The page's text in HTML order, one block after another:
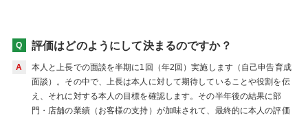
評価はどのようにして決まるのですか？
本人と上長での面談を半期に1回（年2回）実施します（自己申告育成
面談）。その中で、上長は本人に対して期待していることや役割を伝
え、それに対する本人の目標を確認します。その半年後の結果に部
門・店舗の業績（お客様の支持）が加味されて、最終的に本人の評価